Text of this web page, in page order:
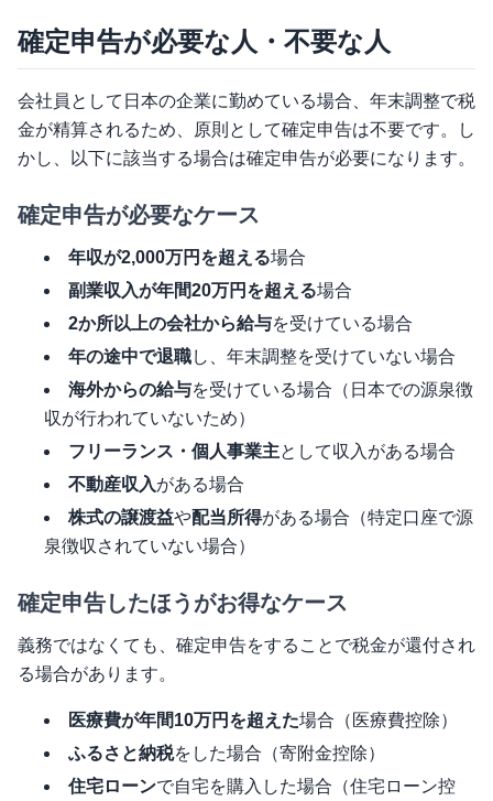
確定申告が必要な人・不要な人
会社員として日本の企業に勤めている場合、年末調整で税
金が精算されるため、原則として確定申告は不要です。し
かし、以下に該当する場合は確定申告が必要になります。
確定申告が必要なケース
年収が2,000万円を超える場合
副業収入が年間20万円を超える場合
2か所以上の会社から給与を受けている場合
年の途中で退職し、年末調整を受けていない場合
海外からの給与を受けている場合（日本での源泉徴
収が行われていないため）
フリーランス・個人事業主として収入がある場合
不動産収入がある場合
株式の譲渡益や配当所得がある場合（特定口座で源
泉徴収されていない場合）
確定申告したほうがお得なケース
義務ではなくても、確定申告をすることで税金が還付され
る場合があります。
医療費が年間10万円を超えた場合（医療費控除）
ふるさと納税をした場合（寄附金控除）
住宅ローンで自宅を購入した場合（住宅ローン控